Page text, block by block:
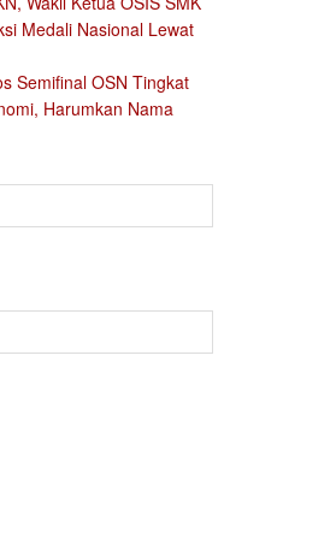
Medali Nasional Lewat
Semifinal OSN Tingkat
Harumkan Nama